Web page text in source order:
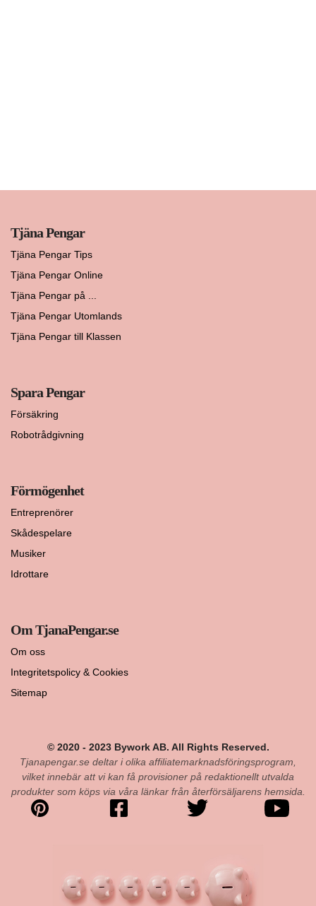
Tjäna Pengar
Tjäna Pengar Tips
Tjäna Pengar Online
Tjäna Pengar på ...
Tjäna Pengar Utomlands
Tjäna Pengar till Klassen
Spara Pengar
Försäkring
Robotrådgivning
Förmögenhet
Entreprenörer
Skådespelare
Musiker
Idrottare
Om TjanaPengar.se
Om oss
Integritetspolicy & Cookies
Sitemap
© 2020 - 2023 Bywork AB. All Rights Reserved.
Tjanapengar.se deltar i olika affiliatemarknadsföringsprogram,
vilket innebär att vi kan få provisioner på redaktionellt utvalda
produkter som köps via våra länkar från återförsäljarens hemsida.